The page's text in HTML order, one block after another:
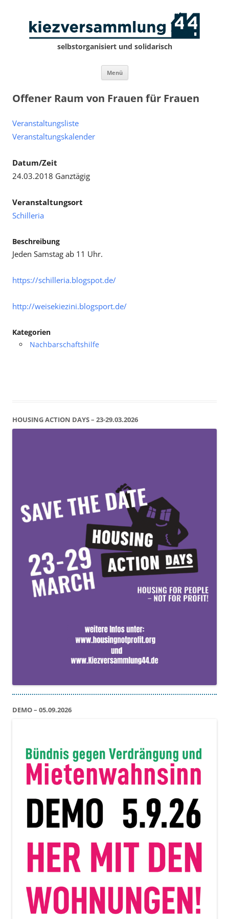
selbstorganisiert und solidarisch
Menü Zum
springen
Offener Raum von Frauen für Frauen
Veranstaltungsliste
Veranstaltungskalender
Datum/Zeit
24.03.2018 Ganztägig
Veranstaltungsort
Schilleria
Beschreibung
Jeden Samstag ab 11 Uhr.
https://schilleria.blogspot.de/
http://weisekiezini.blogsport.de/
Kategorien
Nachbarschaftshilfe
HOUSING ACTION DAYS – 23-29.03.2026
DEMO – 05.09.2026